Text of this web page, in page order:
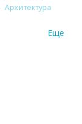
Архитектура
Еще